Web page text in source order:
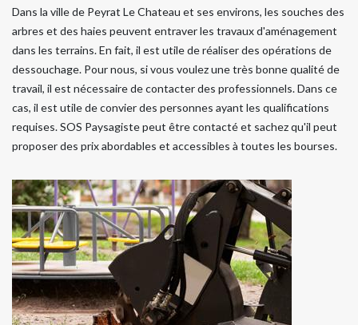
Dans la ville de Peyrat Le Chateau et ses environs, les souches des
arbres et des haies peuvent entraver les travaux d'aménagement
dans les terrains. En fait, il est utile de réaliser des opérations de
dessouchage. Pour nous, si vous voulez une très bonne qualité de
travail, il est nécessaire de contacter des professionnels. Dans ce
cas, il est utile de convier des personnes ayant les qualifications
requises. SOS Paysagiste peut être contacté et sachez qu'il peut
proposer des prix abordables et accessibles à toutes les bourses.